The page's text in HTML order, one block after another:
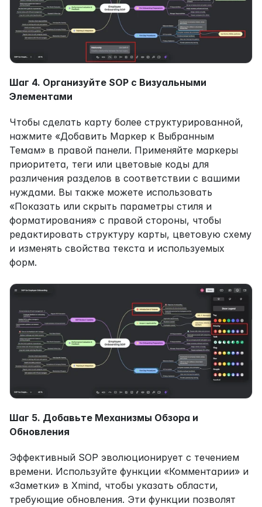
Шаг 4. Организуйте SOP с Визуальными
Элементами
Чтобы сделать карту более структурированной,
нажмите «Добавить Маркер к Выбранным
Темам» в правой панели. Применяйте маркеры
приоритета, теги или цветовые коды для
различения разделов в соответствии с вашими
нуждами. Вы также можете использовать
«Показать или скрыть параметры стиля и
форматирования» с правой стороны, чтобы
редактировать структуру карты, цветовую схему
и изменять свойства текста и используемых
форм.
Шаг 5. Добавьте Механизмы Обзора и
Обновления
Эффективный SOP эволюционирует с течением
времени. Используйте функции «Комментарии» и
«Заметки» в Xmind, чтобы указать области,
требующие обновления. Эти функции позволят